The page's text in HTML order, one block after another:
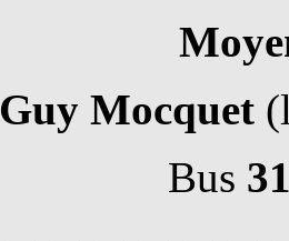
Guy Mocquet
Bus